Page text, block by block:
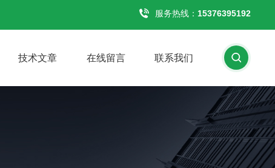
服务热线： 15376395192
技术文章 在线留言 联系我们